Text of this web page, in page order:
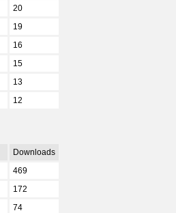
20
19
16
15
13
12
Downloads
469
172
74